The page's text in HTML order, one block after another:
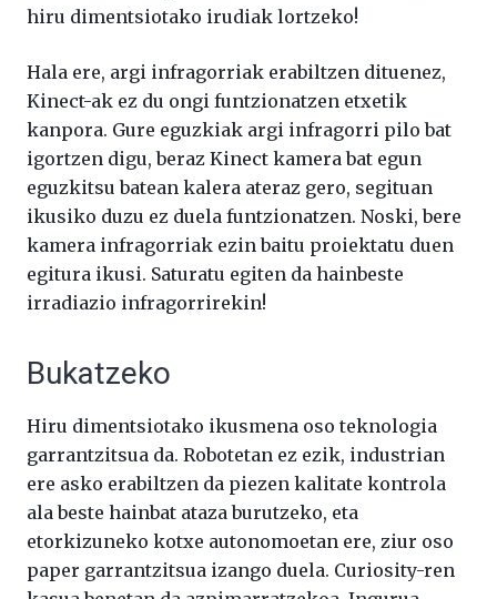
hiru dimentsiotako irudiak lortzeko!
Hala ere, argi infragorriak erabiltzen dituenez,
Kinect-ak ez du ongi funtzionatzen etxetik
kanpora. Gure eguzkiak argi infragorri pilo bat
igortzen digu, beraz Kinect kamera bat egun
eguzkitsu batean kalera ateraz gero, segituan
ikusiko duzu ez duela funtzionatzen. Noski, bere
kamera infragorriak ezin baitu proiektatu duen
egitura ikusi. Saturatu egiten da hainbeste
irradiazio infragorrirekin!
Bukatzeko
Hiru dimentsiotako ikusmena oso teknologia
garrantzitsua da. Robotetan ez ezik, industrian
ere asko erabiltzen da piezen kalitate kontrola
ala beste hainbat ataza burutzeko, eta
etorkizuneko kotxe autonomoetan ere, ziur oso
paper garrantzitsua izango duela. Curiosity-ren